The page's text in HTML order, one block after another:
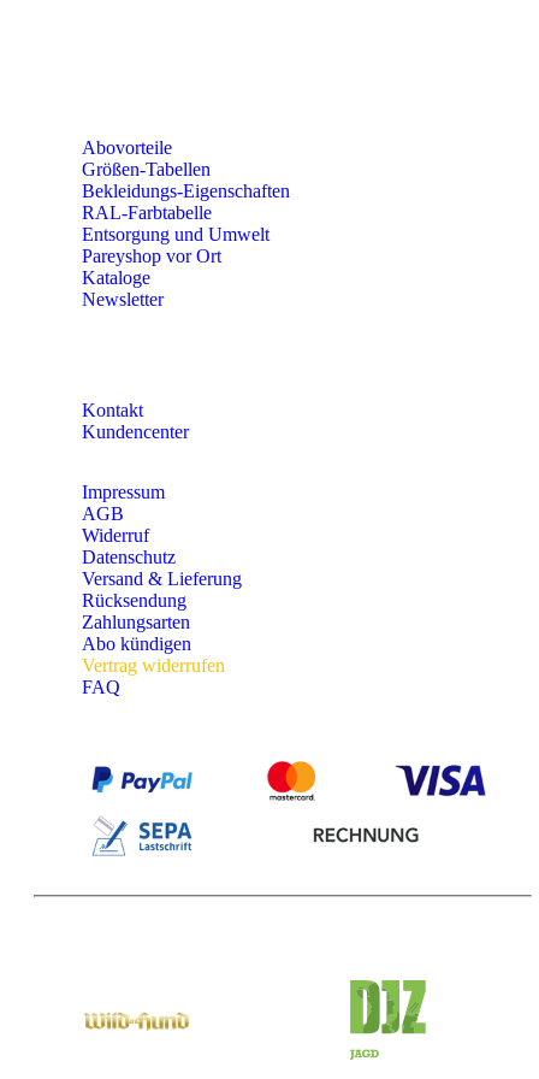
Abovorteile
Größen-Tabellen
Bekleidungs-Eigenschaften
RAL-Farbtabelle
Entsorgung und Umwelt
Pareyshop vor Ort
Kataloge
Newsletter
Kontakt
Kundencenter
Impressum
AGB
Widerruf
Datenschutz
Versand & Lieferung
Rücksendung
Zahlungsarten
Abo kündigen
Vertrag widerrufen
FAQ